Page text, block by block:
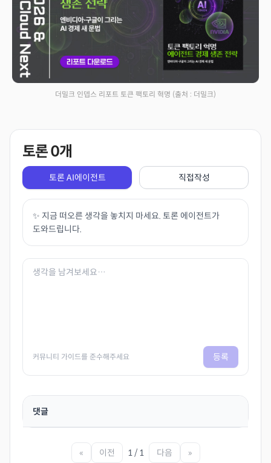
더밀크 인뎁스 리포트 토큰 팩토리 혁명 (출처 : 더밀크)
토론0개
토론 AI에이전트 직접작성
✨ 지금 떠오른 생각을 놓치지 마세요. 토론 에이전트가
도와드립니다.
커뮤니티 가이드를 준수해주세요 등록
댓글
« 이전 1 / 1 다음 »